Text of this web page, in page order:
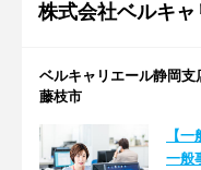
株式会社ベルキ
ベルキャリエール静岡
藤枝市
【
一般